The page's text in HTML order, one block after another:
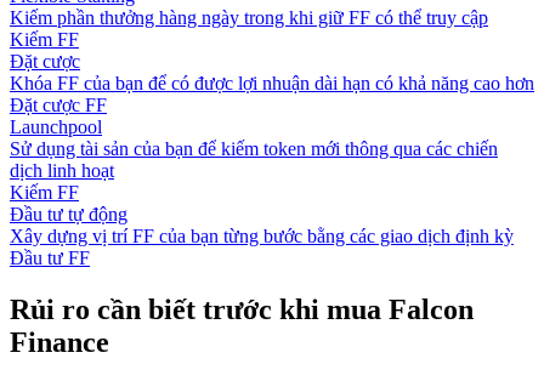
Kiếm phần thưởng hàng ngày trong khi giữ FF có thể truy cập
Kiếm FF
Đặt cược
Khóa FF của bạn để có được lợi nhuận dài hạn có khả năng cao hơn
Đặt cược FF
Launchpool
Sử dụng tài sản của bạn để kiếm token mới thông qua các chiến
dịch linh hoạt
Kiếm FF
Đầu tư tự động
Xây dựng vị trí FF của bạn từng bước bằng các giao dịch định kỳ
Đầu tư FF
Rủi ro cần biết trước khi mua Falcon
Finance